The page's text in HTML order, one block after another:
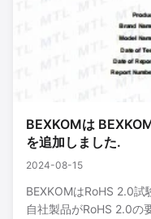
BEXKOMは
を追加しました.
2024-08-15
BEXKOMはRoHS 2.0
自社製品がRoHS 2.0の